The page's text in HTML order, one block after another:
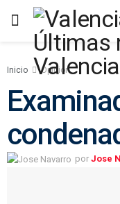
Inicio Opinión
por Jose